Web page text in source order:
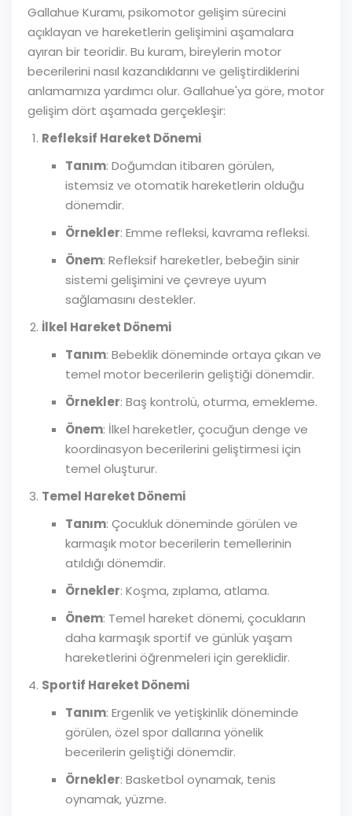
Gallahue Kuramı, psikomotor gelişim sürecini
açıklayan ve hareketlerin gelişimini aşamalara
ayıran bir teoridir. Bu kuram, bireylerin motor
becerilerini nasıl kazandıklarını ve geliştirdiklerini
anlamamıza yardımcı olur. Gallahue'ya göre, motor
gelişim dört aşamada gerçekleşir:
Refleksif Hareket Dönemi
Tanım: Doğumdan itibaren görülen,
istemsiz ve otomatik hareketlerin olduğu
dönemdir.
Örnekler: Emme refleksi, kavrama refleksi.
Önem: Refleksif hareketler, bebeğin sinir
sistemi gelişimini ve çevreye uyum
sağlamasını destekler.
İlkel Hareket Dönemi
Tanım: Bebeklik döneminde ortaya çıkan ve
temel motor becerilerin geliştiği dönemdir.
Örnekler: Baş kontrolü, oturma, emekleme.
Önem: İlkel hareketler, çocuğun denge ve
koordinasyon becerilerini geliştirmesi için
temel oluşturur.
Temel Hareket Dönemi
Tanım: Çocukluk döneminde görülen ve
karmaşık motor becerilerin temellerinin
atıldığı dönemdir.
Örnekler: Koşma, zıplama, atlama.
Önem: Temel hareket dönemi, çocukların
daha karmaşık sportif ve günlük yaşam
hareketlerini öğrenmeleri için gereklidir.
Sportif Hareket Dönemi
Tanım: Ergenlik ve yetişkinlik döneminde
görülen, özel spor dallarına yönelik
becerilerin geliştiği dönemdir.
Örnekler: Basketbol oynamak, tenis
oynamak, yüzme.